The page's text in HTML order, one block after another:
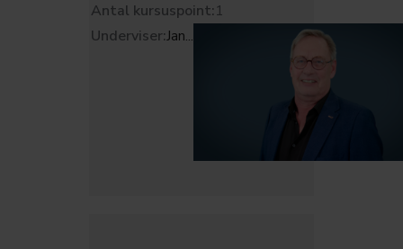
Antal kursuspoint:1
Underviser:Jan...